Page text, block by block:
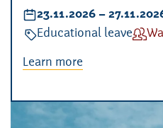
Datum:
23.11.2026 – bis
Veranstaltungsart:
Educational leave
Learn more